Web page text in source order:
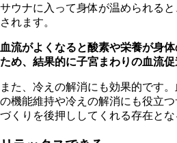
サウナに入って身体が温められる
されます。
血流がよくなると酸素や栄養が身
ため、結果的に子宮まわりの血流
また、冷えの解消にも効果的です
の機能維持や冷えの解消にも役立
づくりを後押ししてくれる存在とな